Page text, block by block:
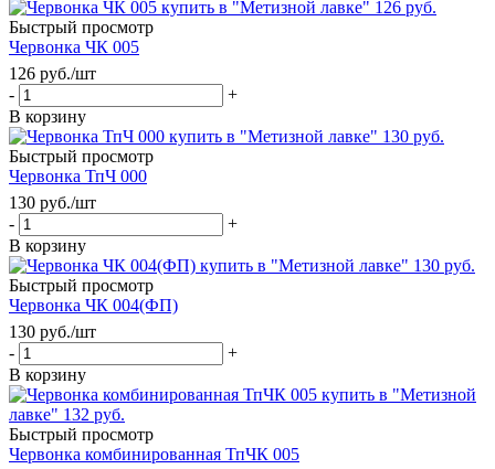
Быстрый просмотр
Червонка ЧК 005
126 руб./шт
-
+
В корзину
Быстрый просмотр
Червонка ТпЧ 000
130 руб./шт
-
+
В корзину
Быстрый просмотр
Червонка ЧК 004(ФП)
130 руб./шт
-
+
В корзину
Быстрый просмотр
Червонка комбинированная ТпЧК 005